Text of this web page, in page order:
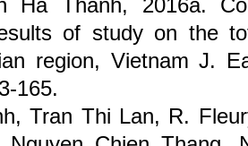
Ha Thanh, 2016a.
of study on the
region, Vietnam J.
165.
Tran Thi Lan, R.